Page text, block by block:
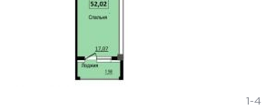
1-4
Отмена